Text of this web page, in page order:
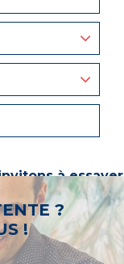
à essayer
un « métier ».
?
!